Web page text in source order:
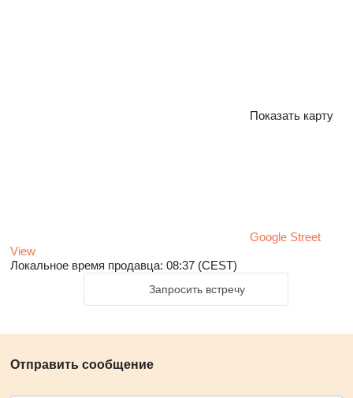
Показать карту
Google Street
View
Локальное время продавца: 08:37 (CEST)
Запросить встречу
Отправить сообщение